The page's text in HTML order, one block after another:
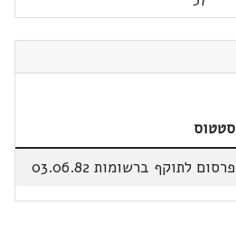
סטטוס
פרסום לתוקף ברשומות 03.06.82